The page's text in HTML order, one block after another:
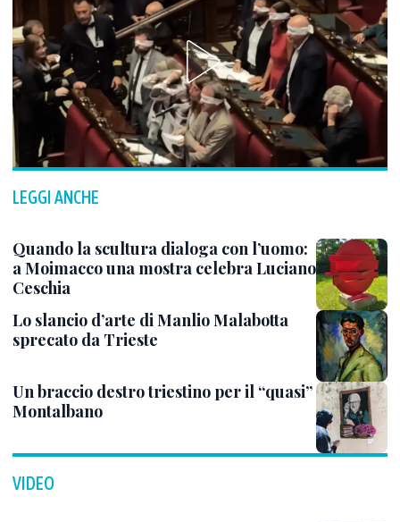
LEGGI ANCHE
Quando la scultura dialoga con l’uomo:
a Moimacco una mostra celebra Luciano
Ceschia
Lo slancio d’arte di Manlio Malabotta
sprecato da Trieste
Un braccio destro triestino per il “quasi”
Montalbano
VIDEO